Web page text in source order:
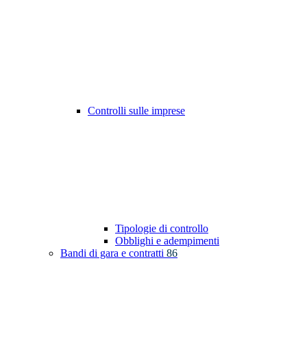
Controlli sulle imprese
Tipologie di controllo
Obblighi e adempimenti
Bandi di gara e contratti 86